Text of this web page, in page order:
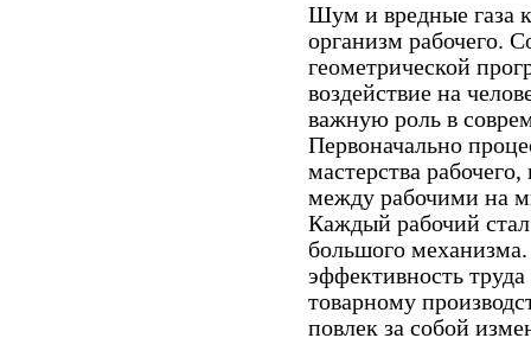
Шум и вредные газа
организм рабочего.
геометрической
воздействие на
важную роль в
Первоначально
мастерства
между рабочими на
Каждый рабочий
большого
эффективность
товарному
повлек за собой